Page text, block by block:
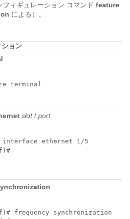
ィギュレーション コマンド feature
による）。
ション
terminal
slot/ port
interface ethernet 1/5
frequency synchronization